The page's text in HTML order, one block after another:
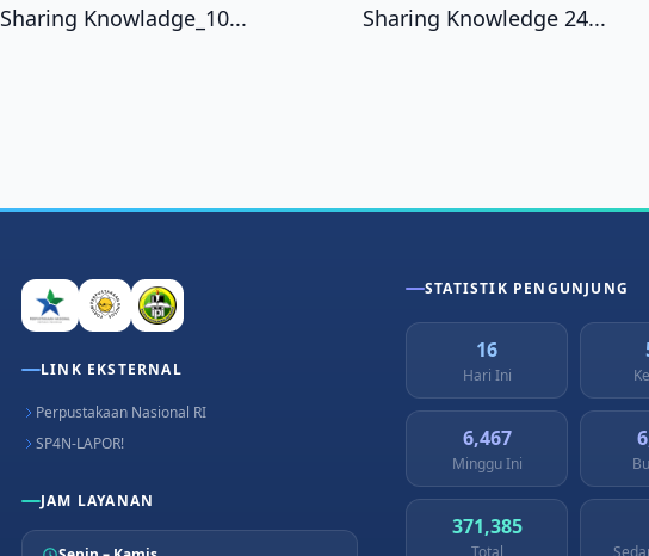
Sharing Knowladge_10... Sharing Knowledge 24...
LINK EKSTERNAL
Perpustakaan Nasional RI
SP4N-LAPOR!
JAM LAYANAN
STATISTIK PENGUNJUNG
16
Hari Ini
6,467
Minggu Ini
371,385
Total